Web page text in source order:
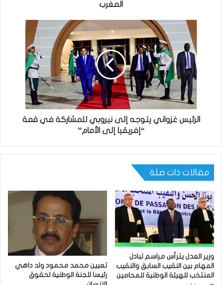
المغرب
الرئيس غزواني يتوجه إلى نيروبي للمشاركة في قمة
“إفريقيا إلى الأمام”
مقالات ذات صلة
وزير العدل يترأس مراسم تبادل
المهام بين النقيب السابق والنقيب
المنتخب للهيئة الوطنية للمحامين
تعيين محمد محمود ولد داهي
رئيسا للجنة الوطنية لحقوق